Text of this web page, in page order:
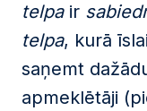
telpair
telpa, kurā
saņemt
apmeklētāji